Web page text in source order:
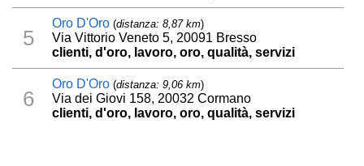
5
Oro D'Oro (distanza: 8,87 km)
Via Vittorio Veneto 5, 20091 Bresso
clienti, d'oro, lavoro, oro, qualità, servizi
6
Oro D'Oro (distanza: 9,06 km)
Via dei Giovi 158, 20032 Cormano
clienti, d'oro, lavoro, oro, qualità, servizi